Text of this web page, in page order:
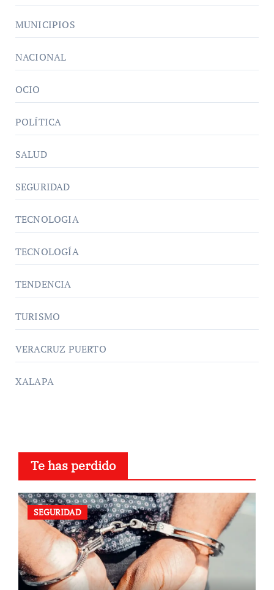
MUNICIPIOS
NACIONAL
OCIO
POLÍTICA
SALUD
SEGURIDAD
TECNOLOGIA
TECNOLOGÍA
TENDENCIA
TURISMO
VERACRUZ PUERTO
XALAPA
Te has perdido
SEGURIDAD